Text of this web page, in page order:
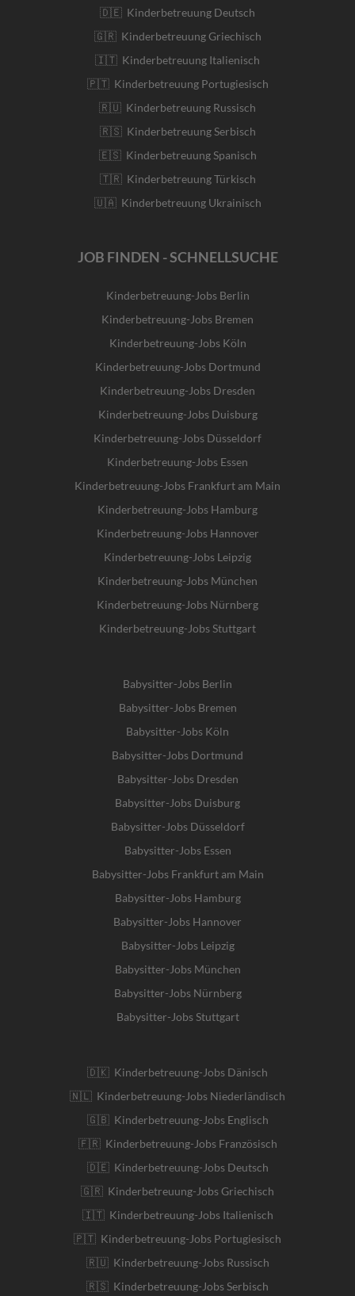
🇩🇪 Kinderbetreuung Deutsch
🇬🇷 Kinderbetreuung Griechisch
🇮🇹 Kinderbetreuung Italienisch
🇵🇹 Kinderbetreuung Portugiesisch
🇷🇺 Kinderbetreuung Russisch
🇷🇸 Kinderbetreuung Serbisch
🇪🇸 Kinderbetreuung Spanisch
🇹🇷 Kinderbetreuung Türkisch
🇺🇦 Kinderbetreuung Ukrainisch
JOB FINDEN - SCHNELLSUCHE
Kinderbetreuung-Jobs Berlin
Kinderbetreuung-Jobs Bremen
Kinderbetreuung-Jobs Köln
Kinderbetreuung-Jobs Dortmund
Kinderbetreuung-Jobs Dresden
Kinderbetreuung-Jobs Duisburg
Kinderbetreuung-Jobs Düsseldorf
Kinderbetreuung-Jobs Essen
Kinderbetreuung-Jobs Frankfurt am Main
Kinderbetreuung-Jobs Hamburg
Kinderbetreuung-Jobs Hannover
Kinderbetreuung-Jobs Leipzig
Kinderbetreuung-Jobs München
Kinderbetreuung-Jobs Nürnberg
Kinderbetreuung-Jobs Stuttgart
Babysitter-Jobs Berlin
Babysitter-Jobs Bremen
Babysitter-Jobs Köln
Babysitter-Jobs Dortmund
Babysitter-Jobs Dresden
Babysitter-Jobs Duisburg
Babysitter-Jobs Düsseldorf
Babysitter-Jobs Essen
Babysitter-Jobs Frankfurt am Main
Babysitter-Jobs Hamburg
Babysitter-Jobs Hannover
Babysitter-Jobs Leipzig
Babysitter-Jobs München
Babysitter-Jobs Nürnberg
Babysitter-Jobs Stuttgart
🇩🇰 Kinderbetreuung-Jobs Dänisch
🇳🇱 Kinderbetreuung-Jobs Niederländisch
🇬🇧 Kinderbetreuung-Jobs Englisch
🇫🇷 Kinderbetreuung-Jobs Französisch
🇩🇪 Kinderbetreuung-Jobs Deutsch
🇬🇷 Kinderbetreuung-Jobs Griechisch
🇮🇹 Kinderbetreuung-Jobs Italienisch
🇵🇹 Kinderbetreuung-Jobs Portugiesisch
🇷🇺 Kinderbetreuung-Jobs Russisch
🇷🇸 Kinderbetreuung-Jobs Serbisch